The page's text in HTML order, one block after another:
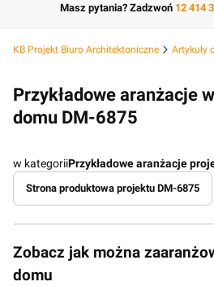
Masz pytania? Zadzwoń 12 414
KB Projekt Biuro Architektoniczne Artykuły
Przykładowe aranżacje
domu DM-6875
w kategoriiPrzykładowe aranżacje
Strona produktowa projektu DM-6875
Zobacz jak można
domu